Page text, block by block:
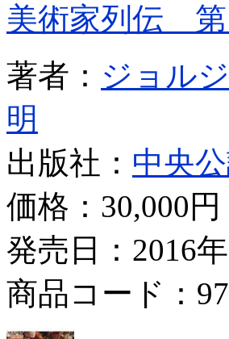
美術家列伝 第
著者： ジョル
明
出版社： 中央
価格： 30,000円
発売日：2016年
商品コード：